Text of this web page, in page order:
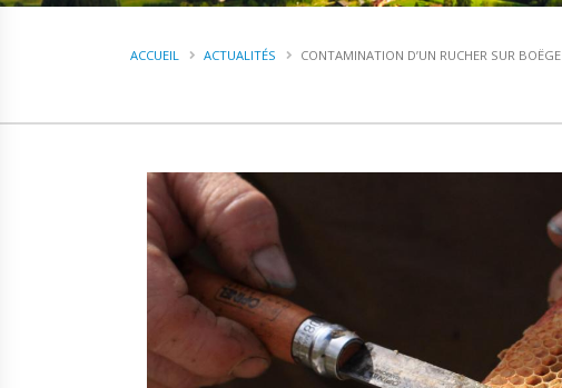
ACCUEIL ACTUALITÉS CONTAMINATION D’UN RUCHER SUR BOËGE